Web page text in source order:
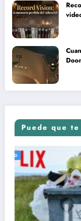
Puede que
UNCATEGORIZED